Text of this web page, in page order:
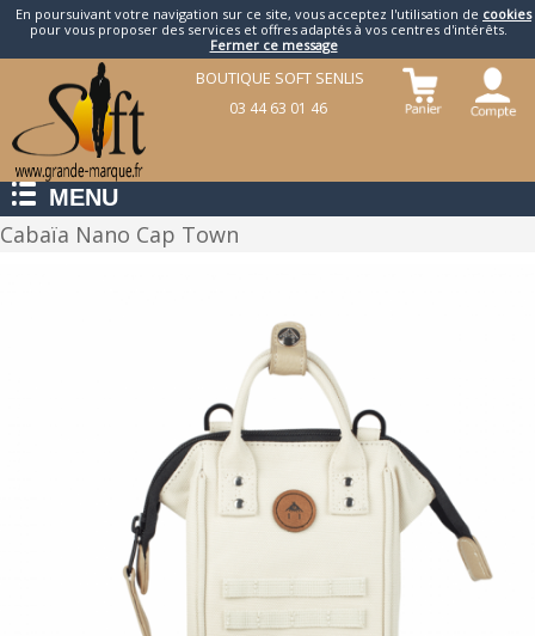
En poursuivant votre navigation sur ce site, vous acceptez l'utilisation de cookies
pour vous proposer des services et offres adaptés à vos centres d'intérêts.
Fermer ce message
BOUTIQUE SOFT SENLIS
03 44 63 01 46
MENU
Cabaïa Nano Cap Town